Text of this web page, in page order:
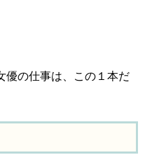
優の仕事は、この１本だ